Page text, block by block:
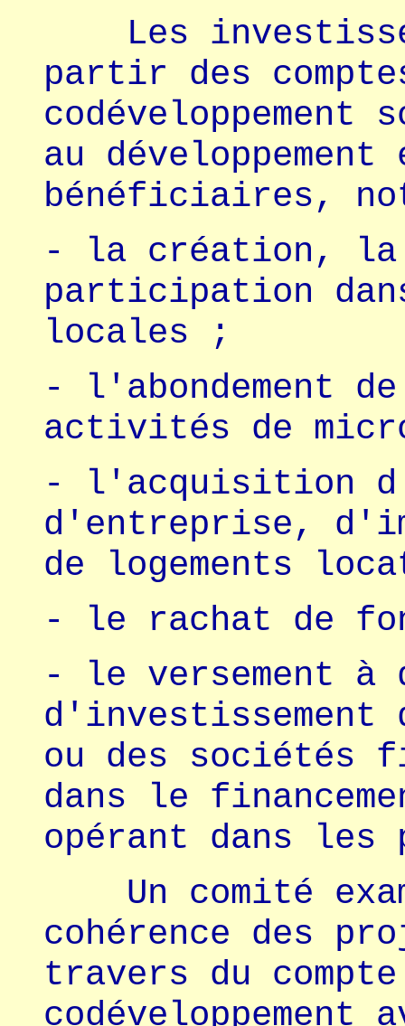
Les
partir des
codéveloppement
au développement
bénéficiaires,
- la création, la
participation
locales ;
- l'abondement
activités de
- l'acquisition
d'entreprise,
de logements
- le rachat de
- le versement à
d'investissement
ou des sociétés
dans le
opérant dans
Un comité
cohérence des
travers du compte